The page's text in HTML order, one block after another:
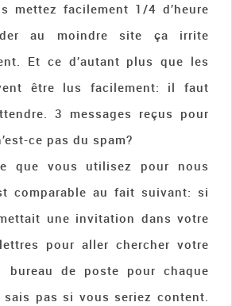
mettez facilement 1/4 d’heure
au moindre site ça irrite
Et ce d’autant plus que les
être lus facilement: il faut
3 messages reçus pour
ce pas du spam?
que vous utilisez pour nous
comparable au fait suivant: si
une invitation dans votre
pour aller chercher votre
bureau de poste pour chaque
pas si vous seriez content.